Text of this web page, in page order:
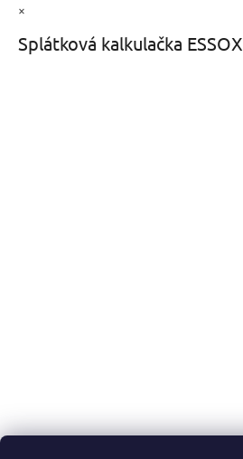
×
Splátková kalkulačka ESSOX